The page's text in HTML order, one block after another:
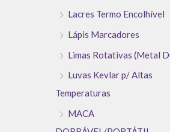
Lacres Termo Encolhível
Lápis Marcadores
Limas Rotativas (Metal
Luvas Kevlar p/ Altas
Temperaturas
MACA